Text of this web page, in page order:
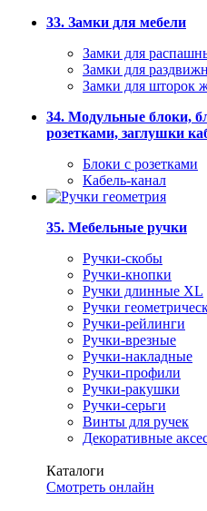
33. Замки для мебели
Замки для
Замки для
Замки для шторок
34. Модульные блоки,
розетками, заглушки
Блоки с розетками
Кабель-канал
35. Мебельные ручки
Ручки-скобы
Ручки-кнопки
Ручки длинные XL
Ручки
Ручки-рейлинги
Ручки-врезные
Ручки-накладные
Ручки-профили
Ручки-ракушки
Ручки-серьги
Винты для ручек
Декоративные
Каталоги
Смотреть онлайн